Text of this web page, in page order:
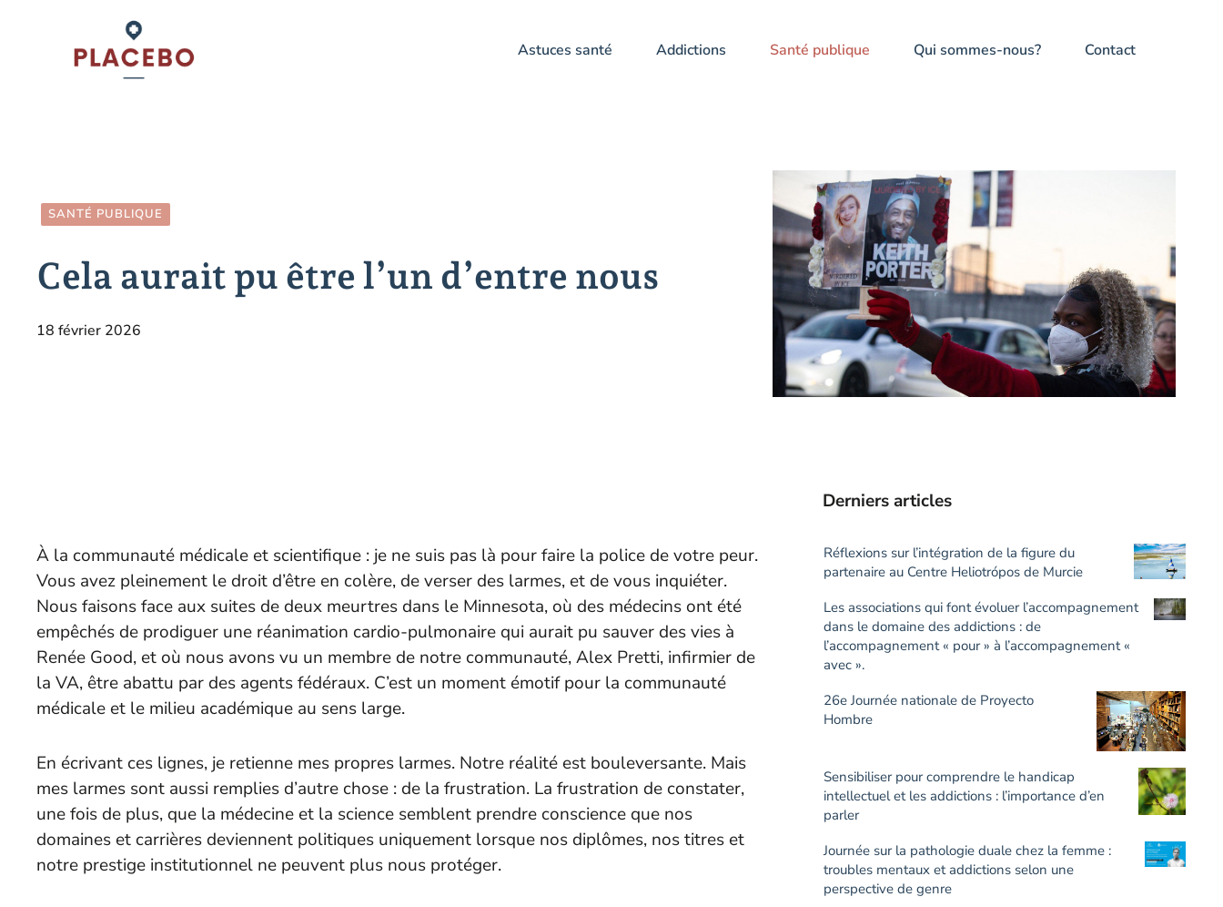
Astuces santé Addictions Santé publique Qui sommes-nous? Contact
SANTÉ PUBLIQUE
Cela aurait pu être l’un d’entre nous
18 février 2026
À la communauté médicale et scientifique : je ne suis pas là pour faire la police de votre peur.
Vous avez pleinement le droit d’être en colère, de verser des larmes, et de vous inquiéter.
Nous faisons face aux suites de deux meurtres dans le Minnesota, où des médecins ont été
empêchés de prodiguer une réanimation cardio-pulmonaire qui aurait pu sauver des vies à
Renée Good, et où nous avons vu un membre de notre communauté, Alex Pretti, infirmier de
la VA, être abattu par des agents fédéraux. C’est un moment émotif pour la communauté
médicale et le milieu académique au sens large.
En écrivant ces lignes, je retienne mes propres larmes. Notre réalité est bouleversante. Mais
mes larmes sont aussi remplies d’autre chose : de la frustration. La frustration de constater,
une fois de plus, que la médecine et la science semblent prendre conscience que nos
domaines et carrières deviennent politiques uniquement lorsque nos diplômes, nos titres et
notre prestige institutionnel ne peuvent plus nous protéger.
Derniers articles
Réflexions sur l’intégration de la figure du
partenaire au Centre Heliotrópos de Murcie
Les associations qui font évoluer l’accompagnement
dans le domaine des addictions : de
l’accompagnement « pour » à l’accompagnement «
avec ».
26e Journée nationale de Proyecto
Hombre
Sensibiliser pour comprendre le handicap
intellectuel et les addictions : l’importance d’en
parler
Journée sur la pathologie duale chez la femme :
troubles mentaux et addictions selon une
perspective de genre